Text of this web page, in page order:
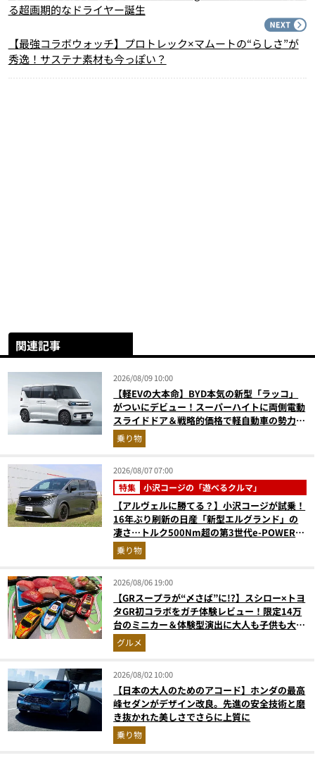
る超画期的なドライヤー誕生
【最強コラボウォッチ】プロトレック×マムートの“らしさ”が
秀逸！サステナ素材も今っぽい？
関連記事
2026/08/09 10:00
【軽EVの大本命】BYD本気の新型「ラッコ」
がついにデビュー！スーパーハイトに両側電動
スライドドア＆戦略的価格で軽自動車の勢力図
はどうなる？
乗り物
2026/08/07 07:00
特集 小沢コージの「遊べるクルマ」
【アルヴェルに勝てる？】小沢コージが試乗！
16年ぶり刷新の日産「新型エルグランド」の
凄さ…トルク500Nm超の第3世代e-POWER＆
和の格調高きデザインを徹底チェック
乗り物
2026/08/06 19:00
【GRスープラが“〆さば”に!?】スシロー×トヨ
タGR初コラボをガチ体験レビュー！限定14万
台のミニカー＆体験型演出に大人も子供も大興
奮間違いなし
グルメ
2026/08/02 10:00
【日本の大人のためのアコード】ホンダの最高
峰セダンがデザイン改良。先進の安全技術と磨
き抜かれた美しさでさらに上質に
乗り物